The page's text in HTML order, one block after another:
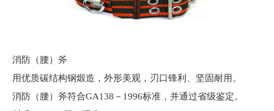
消防（腰）斧
用优质碳结构钢煅造，外形美观，刃口锋利、坚固耐用。
消防（腰）斧符合GA138－1996标准，并通过省级鉴定。